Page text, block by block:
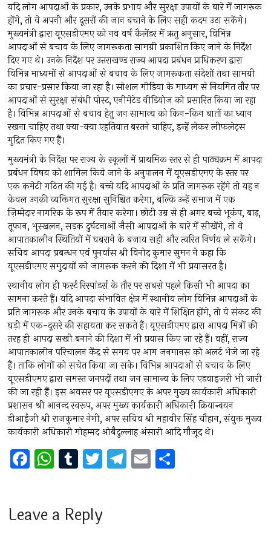
यदि लोग आपदाओं के प्रकार, उनके प्रभाव और सुरक्षा उपायों के बारे में जागरूक
होंगे, तो वे अपनी और दूसरों की जान बचाने के लिए सही कदम उठा सकेंगे।
मुख्यमंत्री द्वारा यूएसडीएमए को नव वर्ष कैलेंडर में ऋतु अनुसार, विभिन्न
आपदाओं से बचाव के लिए जागरूकता सामग्री प्रकाशित किए जाने के निर्देश
दिए गए थे। उनके निर्देश पर उत्तराखण्ड राज्य आपदा प्रबंधन प्राधिकरण द्वारा
विभिन्न माध्यमों से आपदाओं से बचाव के लिए जागरूकता संदेशों तथा सामग्री
का प्रचार-प्रसार किया जा रहा है। सोशल मीडिया के माध्यम से नियमित तौर पर
आपदाओं से सुरक्षा संबंधी पोस्ट, एनीमेटेड वीडियोज को प्रसारित किया जा रहा
है। विभिन्न आपदाओं से बचाव हेतु जन सामान्य को किन-किन बातों का ध्यान
रखना चाहिए तथा क्या-क्या एहतियात बरतने चाहिए, इन्हें लेकर लीफलेट्स
मुद्रित किए गए हैं।
मुख्यमंत्री के निर्देश पर राज्य के स्कूलों में प्राथमिक स्तर से ही पाठ्यक्रम में आपदा
प्रबंधन विषय को शामिल किये जाने के अनुपालन में यूएसडीएमए के स्तर पर
एक कमेटी गठित की गई है। बच्चे यदि आपदाओं के प्रति जागरूक रहेंगे तो यह न
केवल उनकी व्यक्तिगत सुरक्षा सुनिश्चित करेगा, बल्कि उन्हें समाज में एक
ज़िम्मेदार नागरिक के रूप में तैयार करेगा। छोटी उम्र से ही अगर बच्चे भूकंप, बाढ़,
तूफान, भूस्खलन, सड़क दुर्घटनाओं जैसी आपदाओं के बारे में सीखेंगे, तो वे
आपातकालीन स्थितियों में घबराने के बजाय सही और त्वरित निर्णय ले सकेंगे।
सचिव आपदा प्रबन्धन एवं पुनर्वास श्री विनोद कुमार सुमन ने कहा कि
यूएसडीएमए समुदायों को जागरूक करने की दिशा में भी प्रयासरत है।
स्थानीय लोग ही फर्स्ट रिस्पांडर्स के तौर पर सबसे पहले किसी भी आपदा का
सामना करते हैं। यदि आपदा संभावित क्षेत्र में स्थानीय लोग विभिन्न आपदाओं के
प्रति जागरूक और उनके बचाव के उपायों के बारे में शिक्षित होंगे, तो वे संकट की
घड़ी में एक-दूसरे की सहायता कर सकते हैं। यूएसडीएमए द्वारा आपदा मित्रों की
तरह ही आपदा सखी बनाने की दिशा में भी प्रयास किए जा रहे हैं। वहीं, राज्य
आपातकालीन परिचालन केंद्र से समय पर आम जनमानस को अलर्ट भेजे जा रहे
हैं। ताकि लोगों को सचेत किया जा सके। विभिन्न आपदाओं से बचाव के लिए
यूएसडीएमए द्वारा समस्त जनपदों तथा जन सामान्य के लिए एडवाइजरी भी जारी
की जा रही हैं। इस अवसर पर यूएसडीएमए के अपर मुख्य कार्यकारी अधिकारी
प्रशासन श्री आनन्द स्वरूप, अपर मुख्य कार्यकारी अधिकारी क्रियान्वयन
डीआईजी श्री राजकुमार नेगी, अपर सचिव श्री महावीर सिंह चौहान, संयुक्त मुख्य
कार्यकारी अधिकारी मोहम्मद ओबैदुल्लाह अंसारी आदि मौजूद थे।
F
a
b
W
h
s
T
u
bl
T
wi
er
T
el
E
m
Leave a Reply